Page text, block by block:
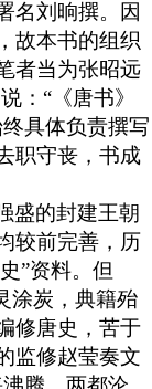
名刘晌撰。因
故本书的组织
者当为张昭远
：“《唐书》
具体负责撰写
职守丧，书成
盛的封建王朝
较前完善，历
”资料。但
涂炭，典籍殆
修唐史，苦于
监修赵莹奏文